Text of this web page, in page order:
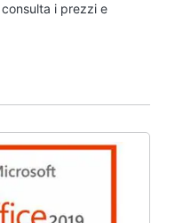
i prezzi e